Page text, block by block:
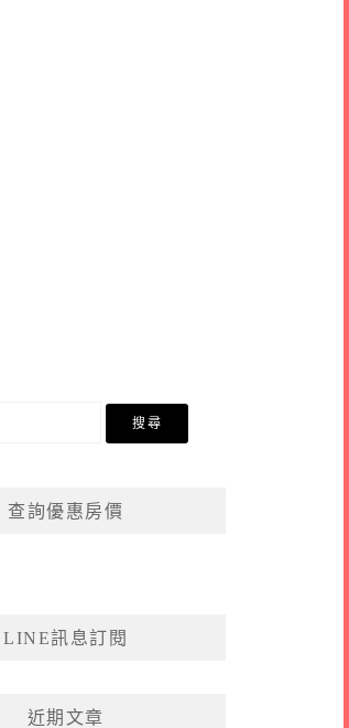
查詢優惠房價
LINE訊息訂閱
近期文章